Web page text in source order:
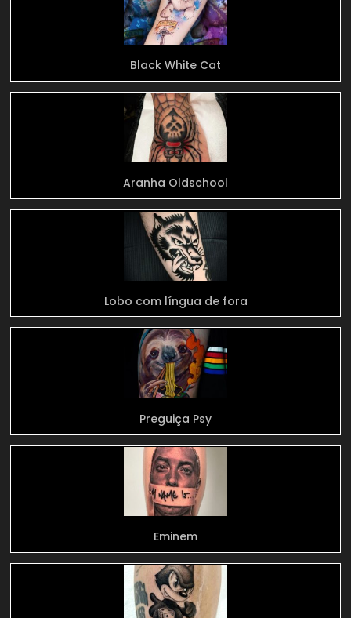
Black White Cat
Aranha Oldschool
Lobo com língua de fora
Preguiça Psy
Eminem